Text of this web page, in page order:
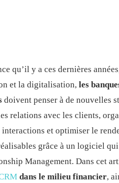
qu’il y a ces dernières
et la digitalisation, les
doivent penser à de nouvelles
relations avec les clients,
et optimiser le
grâce à un logiciel
Management. Dans cet
dans le milieu financier,